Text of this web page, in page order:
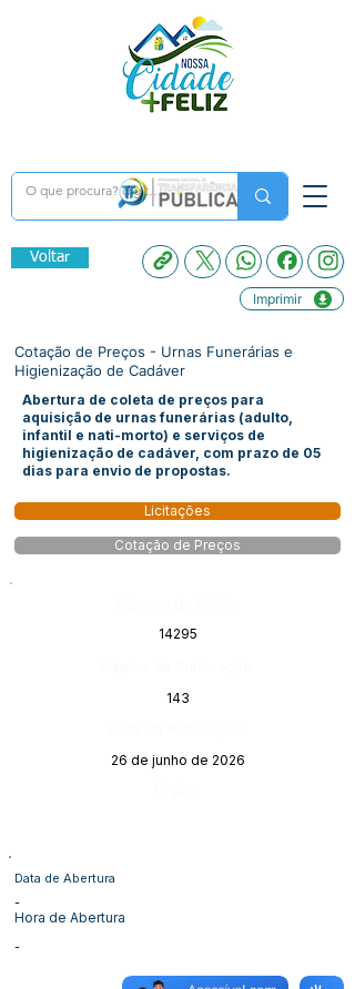
Voltar
Imprimir
Cotação de Preços - Urnas Funerárias e
Higienização de Cadáver
Abertura de coleta de preços para
aquisição de urnas funerárias (adulto,
infantil e nati-morto) e serviços de
higienização de cadáver, com prazo de 05
dias para envio de propostas.
Licitações
Cotação de Preços
14295
143
26 de junho de 2026
Data de Abertura
-
Hora de Abertura
-